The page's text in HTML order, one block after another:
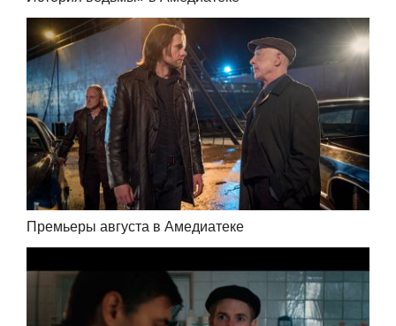
Премьеры августа в Амедиатеке